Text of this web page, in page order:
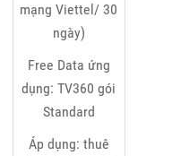
mạng Viettel/ 30
ngày)
Free Data ứng
dụng: TV360 gói
Standard
Áp dụng: thuê